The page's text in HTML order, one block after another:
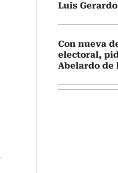
Luis
Con nueva
electoral,
Abelardo de